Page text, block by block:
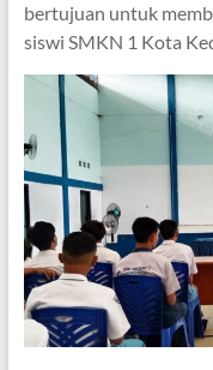
bertujuan untuk
siswi SMKN 1 Kota